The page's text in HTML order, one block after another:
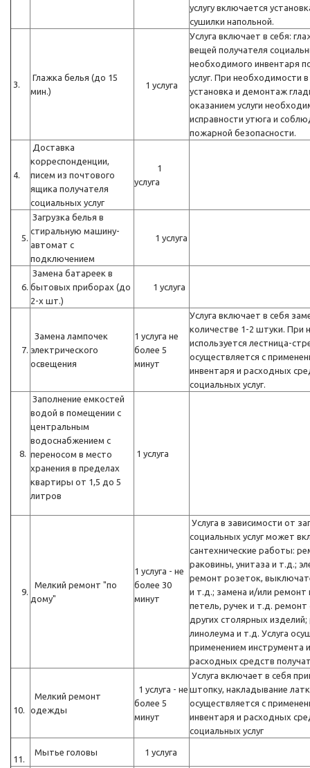
услугу включается
сушилки напольной.
3.
Глажка белья (до 15
мин.)
1 услуга
Услуга включает в себя:
вещей получателя
необходимого инвентаря
услуг. При необходимости в
установка и демонтаж
оказанием услуги
исправности утюга и
пожарной безопасности.
4.
Доставка
корреспонденции,
писем из почтового
ящика получателя
социальных услуг
1
услуга
5.
Загрузка белья в
стиральную машину-
автомат с
подключением
1 услуга
6.
Замена батареек в
бытовых приборах (до
2-х шт.)
1 услуга
7.
Замена лампочек
электрического
освещения
1 услуга не
более 5
минут
Услуга включает в себя
количестве 1-2 штуки. При
используется лестница-
осуществляется с
инвентаря и расходных
социальных услуг.
8.
Заполнение емкостей
водой в помещении с
центральным
водоснабжением с
переносом в место
хранения в пределах
квартиры от 1,5 до 5
литров
1 услуга
9.
Мелкий ремонт "по
дому"
1 услуга - не
более 30
минут
Услуга в зависимости от
социальных услуг может
сантехнические работы:
раковины, унитаза и т.д.;
ремонт розеток,
и т.д.; замена и/или
петель, ручек и т.д. ремонт
других столярных
линолеума и т.д. Услуга
применением инструмента
расходных средств
10.
Мелкий ремонт
одежды
1 услуга - не
более 5
минут
Услуга включает в себя
штопку, накладывание
осуществляется с
инвентаря и расходных
социальных услуг
11.
Мытье головы 1 услуга